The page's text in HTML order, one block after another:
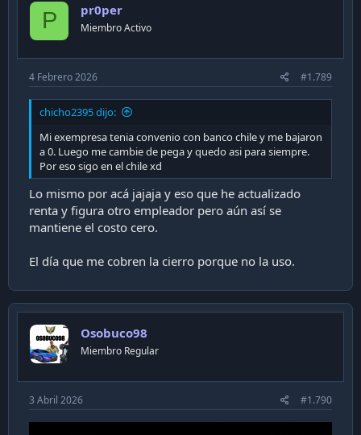
P pr0per
Miembro Activo
4 Febrero 2026 #1.789
chicho2395 dijo:
Mi exempresa tenia convenio con banco chile y me bajaron
a 0. Luego me cambie de pega y quedo asi para siempre.
Por eso sigo en el chile xd
Lo mismo por acá jajaja y eso que he actualizado
renta y figura otro empleador pero aún así se
mantiene el costo cero.
El día que me cobren la cierro porque no la uso.
Osobuco98
Miembro Regular
3 Abril 2026 #1.790